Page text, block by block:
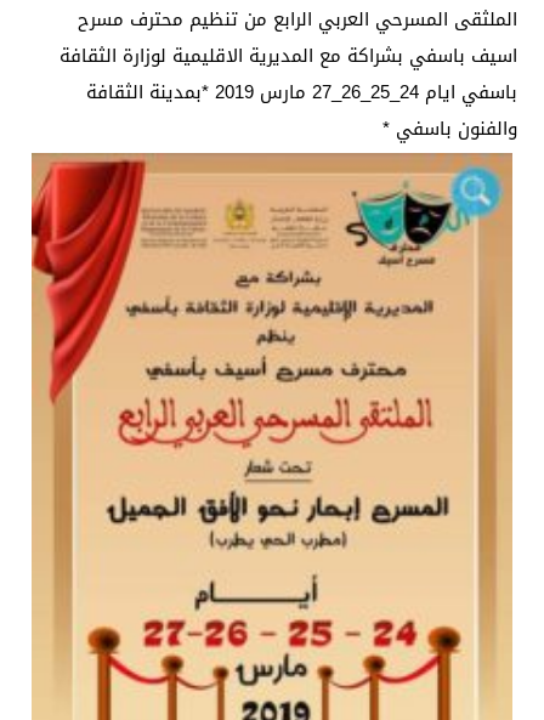
الملثقى المسرحي العربي الرابع من تنظيم محترف مسرح
اسيف باسفي بشراكة مع المديرية الاقليمية لوزارة الثقافة
باسفي ايام 24_25_26_27 مارس 2019 *بمدينة الثقافة
والفنون باسفي *